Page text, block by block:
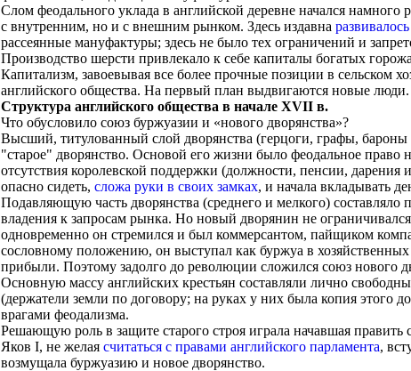
Слом феодального уклада в английской деревне начался
с внутренним, но и с внешним рынком. Здесь издавна
рассеянные мануфактуры; здесь не было тех ограничений и
Производство шерсти привлекало к себе капиталы богатых
Капитализм, завоевывая все более прочные позиции в сельском
английского общества. На первый план выдвигаются новые люди.
Структура английского общества в начале XVII в.
Что обусловило союз буржуазии и «нового дворянства»?
Высший, титулованный слой дворянства (герцоги, графы, бароны
"старое" дворянство. Основой его жизни было феодальное право
отсутствия королевской поддержки (должности, пенсии, дарения
опасно сидеть, сложа руки в своих замках, и начала вкладывать
Подавляющую часть дворянства (среднего и мелкого)
владения к запросам рынка. Но новый дворянин не
одновременно он стремился и был коммерсантом, пайщиком
сословному положению, он выступал как буржуа в
прибыли. Поэтому задолго до революции сложился союз нового
Основную массу английских крестьян составляли лично
(держатели земли по договору; на руках у них была копия этого
врагами феодализма.
Решающую роль в защите старого строя играла начавшая
Яков I, не желая считаться с правами английского парламента,
возмущала буржуазию и новое дворянство.